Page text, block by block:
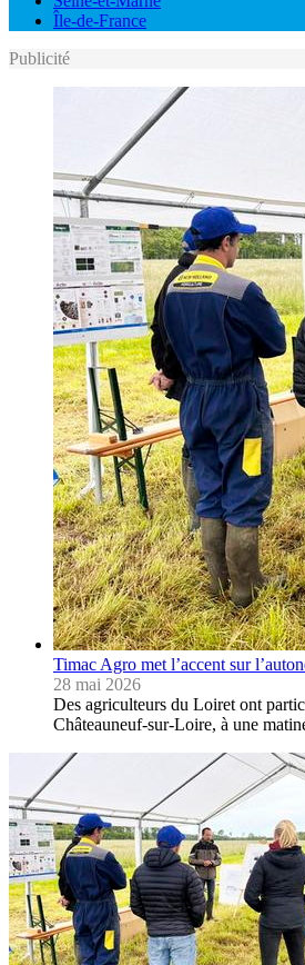
Île-de-France
Publicité
Timac Agro met l’accent sur
28 mai 2026
Des agriculteurs du Loiret ont
Châteauneuf-sur-Loire, à une